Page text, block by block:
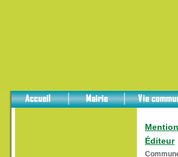
Éditeur